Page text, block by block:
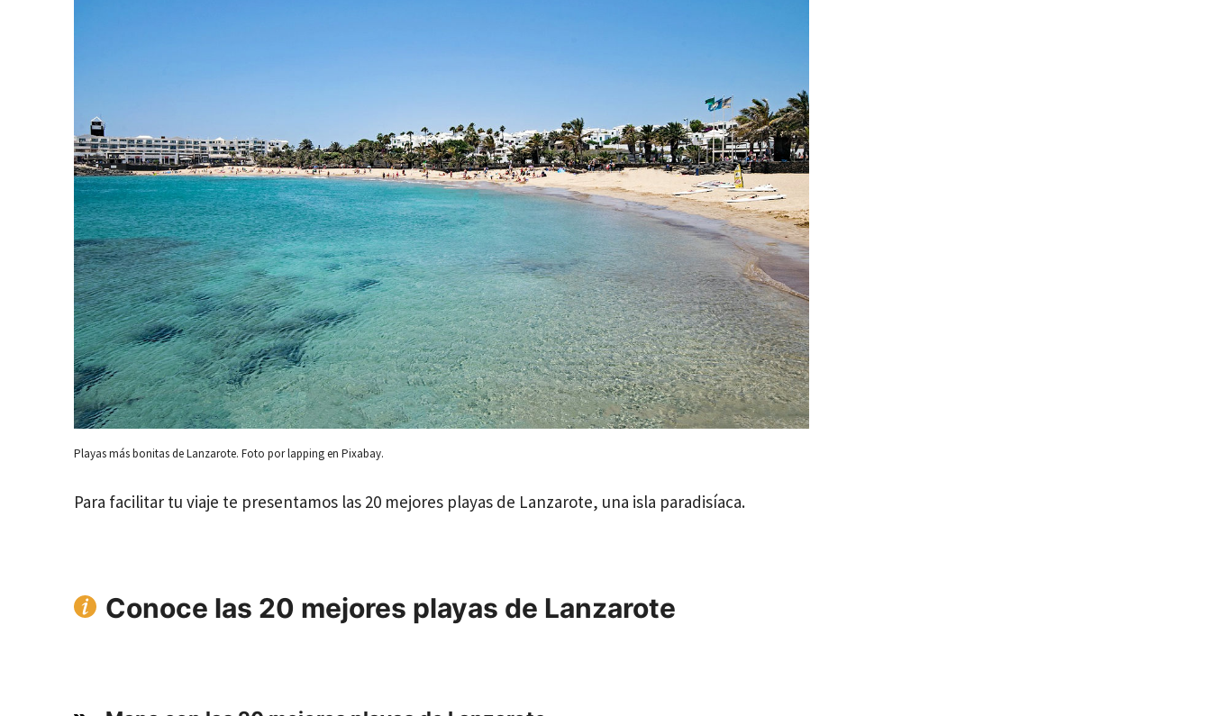
Playas más bonitas de Lanzarote. Foto por lapping en Pixabay.
Para facilitar tu viaje te presentamos las 20 mejores playas de Lanzarote, una isla paradisíaca.
Conoce las 20 mejores playas de Lanzarote